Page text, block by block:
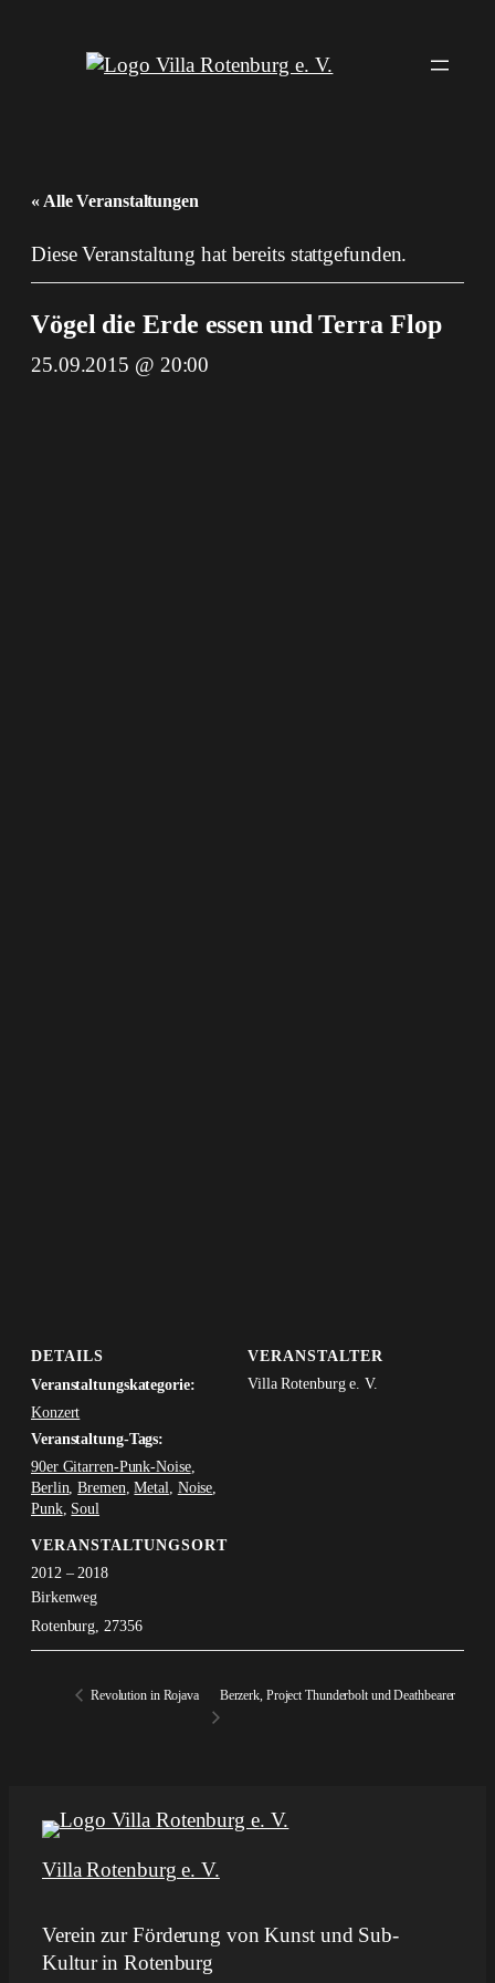
« Alle Veranstaltungen
Diese Veranstaltung hat bereits stattgefunden.
Vögel die Erde essen und Terra Flop
25.09.2015 @ 20:00
DETAILS
Veranstaltungskategorie:
Konzert
Veranstaltung-Tags:
90er Gitarren-Punk-Noise,
Berlin,Bremen,Metal, Noise,
Punk, Soul
VERANSTALTUNGSORT
2012 – 2018
Birkenweg
Rotenburg 27356
VERANSTALTER
Villa Rotenburg e. V.
Revolution in Rojava Berzerk, Project Thunderbolt und Deathbearer
Villa Rotenburg e. V.
Verein zur Förderung von Kunst und Sub-
Kultur in Rotenburg